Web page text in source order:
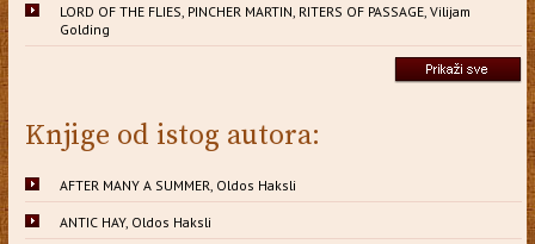
LORD OF THE FLIES, PINCHER MARTIN, RITERS OF PASSAGE, Vilijam
Golding
Knjige od istog autora:
AFTER MANY A SUMMER, Oldos Haksli
ANTIC HAY, Oldos Haksli